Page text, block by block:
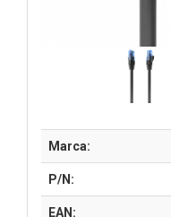
Marca:
P/N:
EAN: